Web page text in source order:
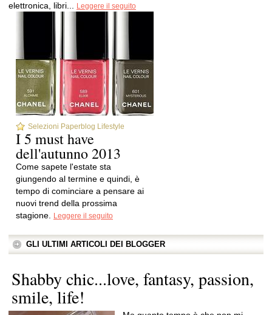
elettronica, libri...
Leggere il seguito
Selezioni Paperblog Lifestyle
I 5 must have
dell'autunno 2013
Come sapete l'estate sta
giungendo al termine e quindi, è
tempo di cominciare a pensare ai
nuovi trend della prossima
stagione.
Leggere il seguito
GLI ULTIMI ARTICOLI DEI BLOGGER
Shabby chic...love, fantasy, passion,
smile, life!